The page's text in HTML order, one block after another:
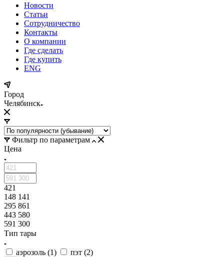
Новости
Статьи
Сотрудничество
Контакты
О компании
Где сделать
Где купить
ENG
Город
Челябинск
Фильтр по параметрам
Цена
421
148 141
295 861
443 580
591 300
Тип тары
аэрозоль (1) пэт (2)